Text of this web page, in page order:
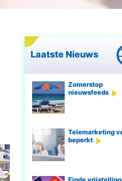
Laatste Nieuws
Zomerstop
nieuwsfeeds
Telemarketing
beperkt
Einde